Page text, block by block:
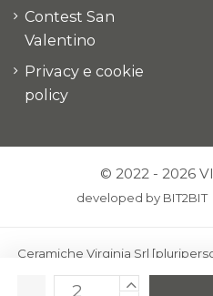
Contest San
Valentino
Privacy e cookie
policy
© 2022 - 2026
developed by BIT2BIT
Ceramiche Virginia Srl
euro i.v.] - Via Virginio 378 –